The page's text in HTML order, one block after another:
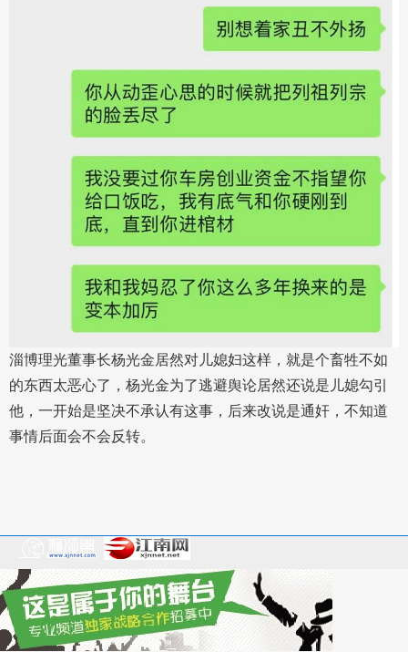
淄博理光董事长杨光金居然对儿媳妇这样，就是个畜牲不如
的东西太恶心了，杨光金为了逃避舆论居然还说是儿媳勾引
他，一开始是坚决不承认有这事，后来改说是通奸，不知道
事情后面会不会反转。